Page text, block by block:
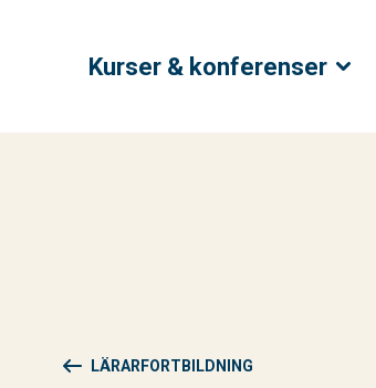
Kurser & konferenser
LÄRARFORTBILDNING